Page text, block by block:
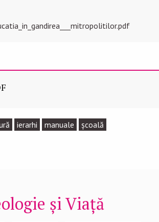
ierarhi manuale şcoală
și Viață